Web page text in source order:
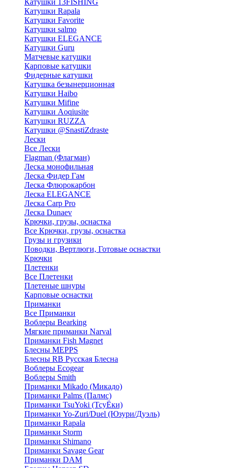
Катушки 13FISHING
Катушки Rapala
Катушки Favorite
Катушки salmo
Катушки ELEGANCE
Катушки Guru
Матчевые катушки
Карповые катушки
Фидерные катушки
Катушка безынерционная
Катушки Haibo
Катушки Mifine
Катушки Aoqiusite
Катушки RUZZA
Катушки @SnastiZdraste
Лески
Все Лески
Flagman (Флагман)
Леска монофильная
Леска Фидер Гам
Леска Флюрокарбон
Леска ELEGANCE
Леска Carp Pro
Леска Dunaev
Крючки, грузы, оснастка
Все Крючки, грузы, оснастка
Грузы и грузики
Поводки, Вертлюги, Готовые оснастки
Крючки
Плетенки
Все Плетенки
Плетеные шнуры
Карповые оснастки
Приманки
Все Приманки
Воблеры Bearking
Мягкие приманки Narval
Приманки Fish Magnet
Блесны MEPPS
Блесны RB Русская Блесна
Воблеры Ecogear
Воблеры Smith
Приманки Mikado (Микадо)
Приманки Palms (Палмс)
Приманки TsuYoki (ТсуЁки)
Приманки Yo-Zuri/Duel (Юзури/Дуэль)
Приманки Rapala
Приманки Storm
Приманки Shimano
Приманки Savage Gear
Приманки DAM